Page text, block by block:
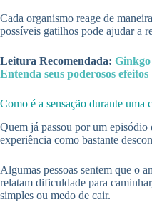
Cada organismo reage de
possíveis gatilhos pode ajudar a
Leitura Recomendada:
Entenda seus poderosos efeitos
Como é a sensação durante uma
Quem já passou por um episódio
experiência como bastante
Algumas pessoas sentem que o
relatam dificuldade para
simples ou medo de cair.